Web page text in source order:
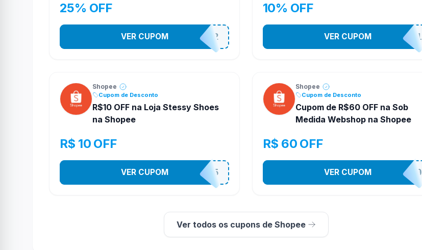
25% OFF
141525852
VER CUPOM
10% OFF
STES2541
VER CUPOM
Shopee
Cupom de Desconto
R$10 OFF na Loja Stessy Shoes
na Shopee
R$ 10 OFF
STES2525
VER CUPOM
Shopee
Cupom de Desconto
Cupom de R$60 OFF na Sob
Medida Webshop na Shopee
R$ 60 OFF
SOBM60400
VER CUPOM
Ver todos os cupons de Shopee